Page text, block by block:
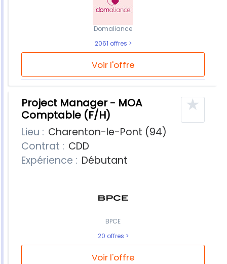
Voir l'offre
Domaliance
2061 offres
Project Manager - MOA
Comptable (F/H)
★
Lieu : Charenton-le-Pont (94)
Contrat : CDD
Expérience : Débutant
Voir l'offre
BPCE
20 offres